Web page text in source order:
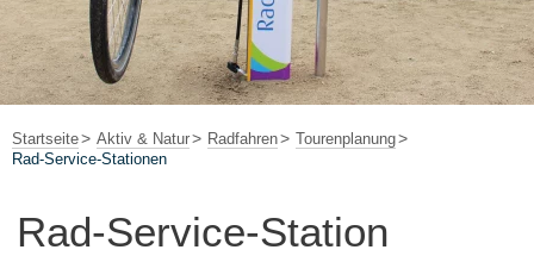
Startseite Aktiv & Natur Radfahren
Tourenplanung
Rad-Service-Stationen
Rad-Service-Station